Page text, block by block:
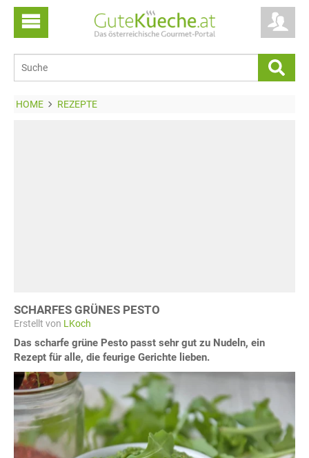
HOME REZEPTE
SCHARFES GRÜNES PESTO
Erstellt von LKoch
Das scharfe grüne Pesto passt sehr gut zu Nudeln, ein
Rezept für alle, die feurige Gerichte lieben.